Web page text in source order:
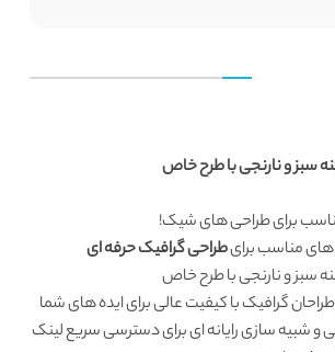
سبز و نارنجی با طرح خاص
برای طراحی های شیک!
های مناسب برایطراحی گرافیک حرفه ای
سبز و نارنجی با طرح خاص
طراحان گرافیک با کیفیت عالی برای ایده های شما
و شبیه سازی رایانه ای برای دسترسی سریع لینک